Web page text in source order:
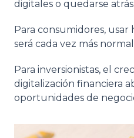
digitales o quedarse atrás.
Para consumidores,
será cada vez más
Para inversionistas, el
digitalización financiera
oportunidades de